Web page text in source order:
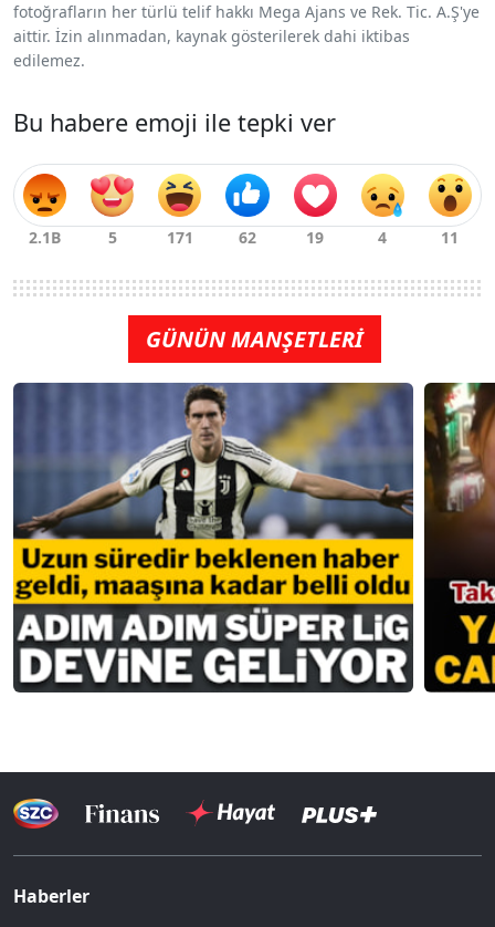
fotoğrafların her türlü telif hakkı Mega Ajans ve Rek. Tic. A.Ş'ye
aittir. İzin alınmadan, kaynak gösterilerek dahi iktibas
edilemez.
Bu habere emoji ile tepki ver
GÜNÜN MANŞETLERİ
Haberler